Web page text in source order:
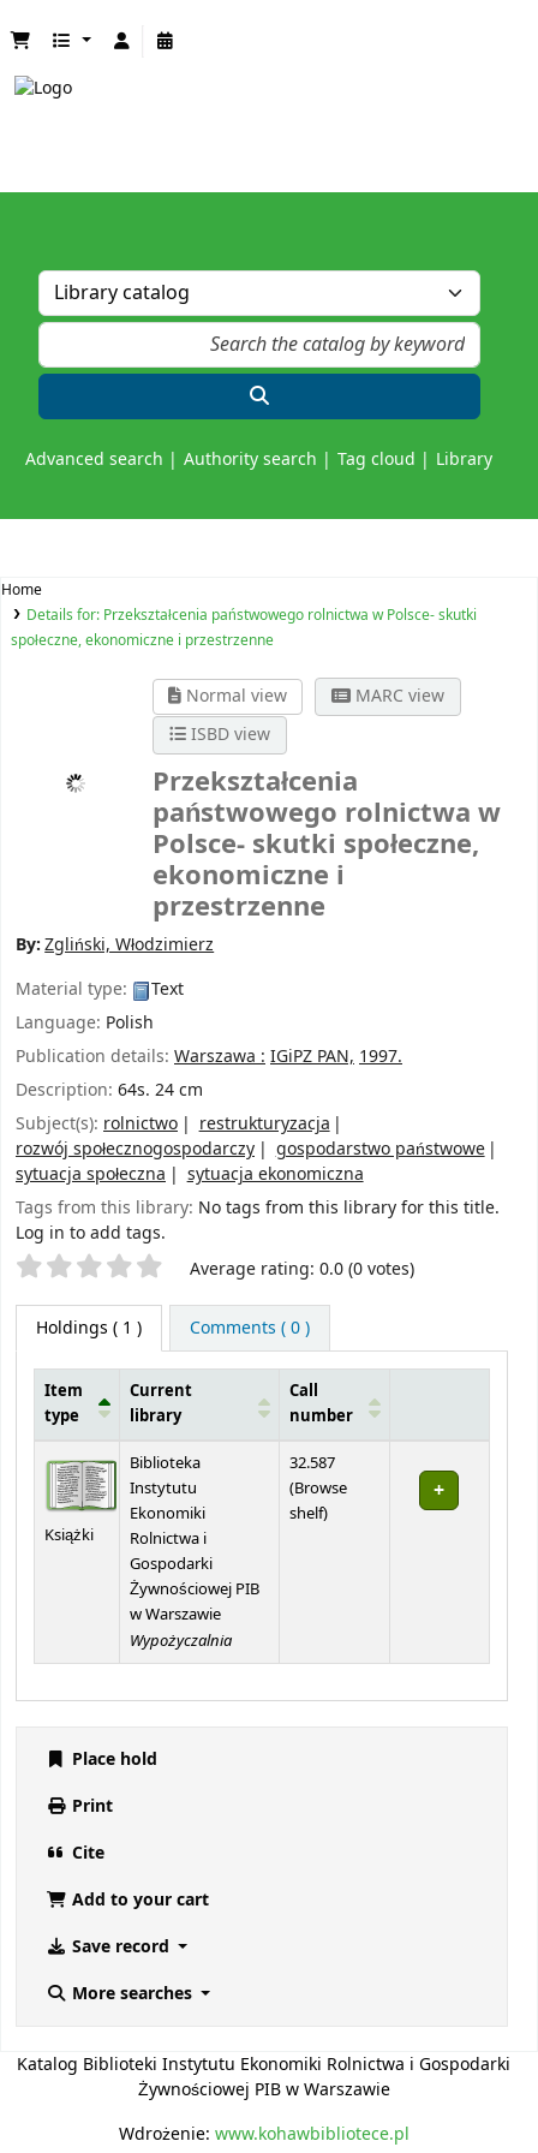
Advanced search Authority search Tag cloud Library
Home
Details for: Przekształcenia państwowego rolnictwa w Polsce- skutki
społeczne, ekonomiczne i przestrzenne
Normal view
MARC view
ISBD view
Przekształcenia
państwowego rolnictwa w
Polsce- skutki społeczne,
ekonomiczne i
przestrzenne
By:Zgliński, Włodzimierz
Material type:
Text
Language: Polish
Publication details: Warszawa :IGiPZ PAN,1997.
Description: 64s. 24 cm
Subject(s): rolnictwo
restrukturyzacja
rozwój społecznogospodarczy
gospodarstwo państwowe
sytuacja społeczna
sytuacja ekonomiczna
Tags from this library: No tags from this library for this title.
Log in to add tags.
Star ratings Average rating: 0.0 (0 votes)
Holdings ( 1 ) Comments ( 0 )
Item
type
Current
library
Call
number
Książki
Biblioteka
Instytutu
Ekonomiki
Rolnictwa i
Gospodarki
Żywnościowej PIB
w Warszawie
Wypożyczalnia
32.587
(Browse
shelf(Opens below)
)
Place hold
Print
Cite
Add to your cart
Save record
More searches
Katalog Biblioteki Instytutu Ekonomiki Rolnictwa i Gospodarki
Żywnościowej PIB w Warszawie
Wdrożenie: www.kohawbibliotece.pl